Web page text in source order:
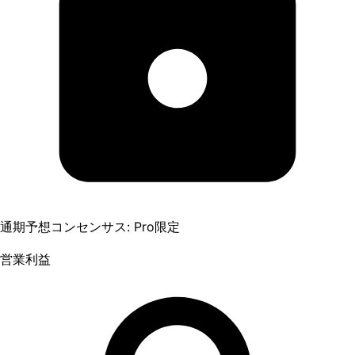
通期予想コンセンサス: Pro限定
営業利益